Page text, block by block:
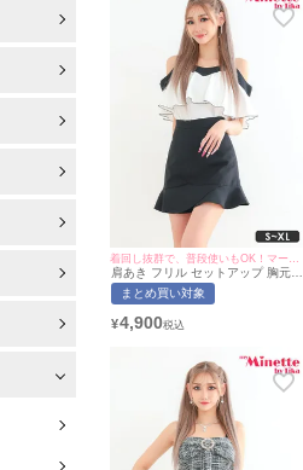
肩あき フリル セットアップ 胸元隠
し バイカラー タイト ミニドレス
(あおぽん着用/S~XLサイズ対応) |
まとめ買い対象
¥4,900